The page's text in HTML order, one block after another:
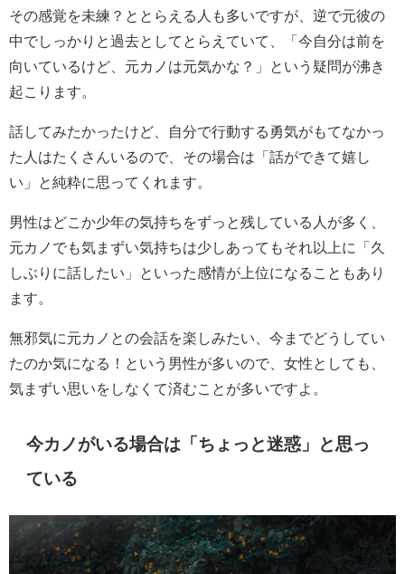
その感覚を未練？ととらえる人も多いですが、逆で元彼の
中でしっかりと過去としてとらえていて、「今自分は前を
向いているけど、元カノは元気かな？」という疑問が沸き
起こります。
話してみたかったけど、自分で行動する勇気がもてなかっ
た人はたくさんいるので、その場合は「話ができて嬉し
い」と純粋に思ってくれます。
男性はどこか少年の気持ちをずっと残している人が多く、
元カノでも気まずい気持ちは少しあってもそれ以上に「久
しぶりに話したい」といった感情が上位になることもあり
ます。
無邪気に元カノとの会話を楽しみたい、今までどうしてい
たのか気になる！という男性が多いので、女性としても、
気まずい思いをしなくて済むことが多いですよ。
今カノがいる場合は「ちょっと迷惑」と思っ
ている